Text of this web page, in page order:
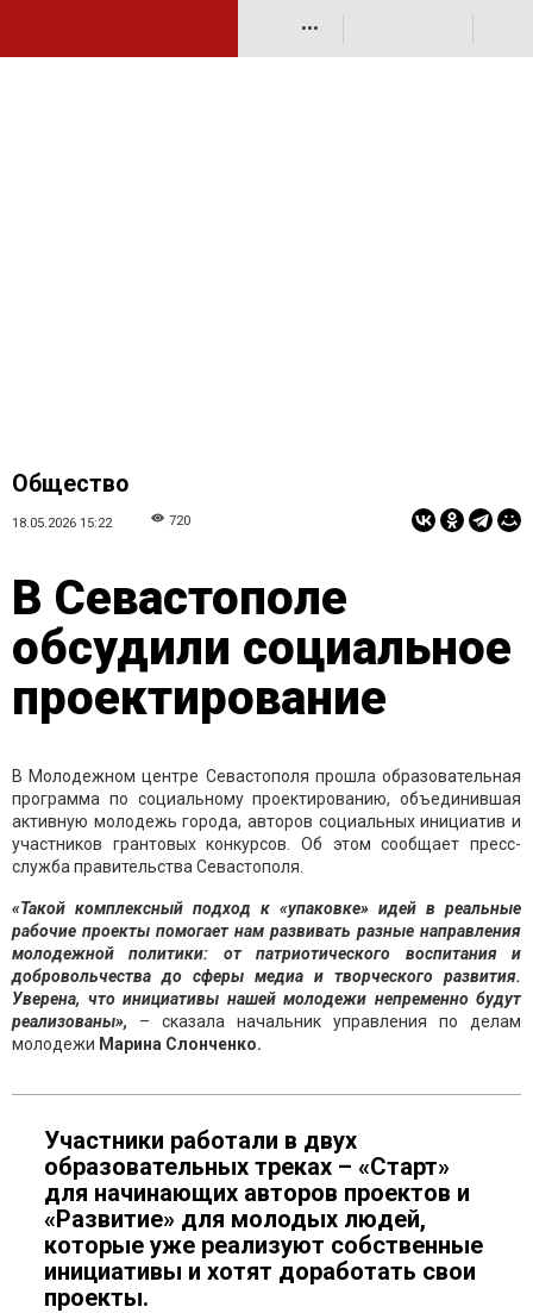
•••
Общество
18.05.2026 15:22 720
В Севастополе
обсудили социальное
проектирование
В Молодежном центре Севастополя прошла образовательная
программа по социальному проектированию, объединившая
активную молодежь города, авторов социальных инициатив и
участников грантовых конкурсов. Об этом сообщает пресс-
служба правительства Севастополя.
«Такой комплексный подход к «упаковке» идей в реальные
рабочие проекты помогает нам развивать разные направления
молодежной политики: от патриотического воспитания и
добровольчества до сферы медиа и творческого развития.
Уверена, что инициативы нашей молодежи непременно будут
реализованы», – сказала начальник управления по делам
молодежи Марина Слонченко.
Участники работали в двух
образовательных треках – «Старт»
для начинающих авторов проектов и
«Развитие» для молодых людей,
которые уже реализуют собственные
инициативы и хотят доработать свои
проекты.